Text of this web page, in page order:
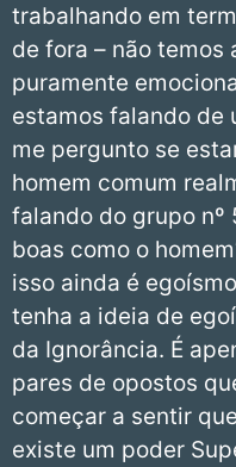
trabalhando em
de fora – não temos
puramente
estamos falando de
me pergunto se
homem comum
falando do grupo nº
boas como o
isso ainda é
tenha a ideia de
da Ignorância. É
pares de opostos
começar a sentir
existe um poder